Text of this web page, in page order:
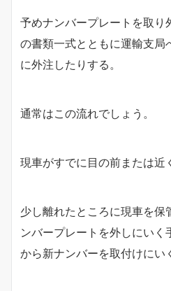
予めナンバープレートを取り
の書類一式とともに運輸支局
に外注したりする。
通常はこの流れでしょう。
現車がすでに目の前または近
少し離れたところに現車を保
ンバープレートを外しにいく
から新ナンバーを取付けにい